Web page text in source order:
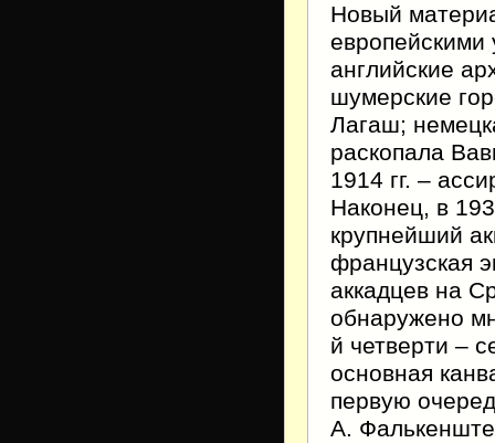
Новый
европейскими
английские
шумерские
Лагаш;
раскопала
1914 гг. –
Наконец, в
крупнейший
французская
аккадцев на
обнаружено
й четверти –
основная
первую
А.